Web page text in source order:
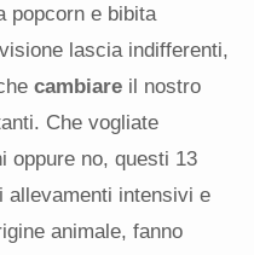
popcorn e bibita
lascia indifferenti,
cambiare il nostro
Che vogliate
oppure no, questi 13
allevamenti intensivi e
animale, fanno